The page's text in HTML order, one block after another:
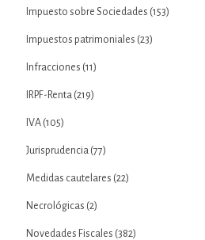
Impuesto sobre Sociedades (153)
Impuestos patrimoniales (23)
Infracciones (11)
IRPF-Renta (219)
IVA (105)
Jurisprudencia (77)
Medidas cautelares (22)
Necrológicas (2)
Novedades Fiscales (382)